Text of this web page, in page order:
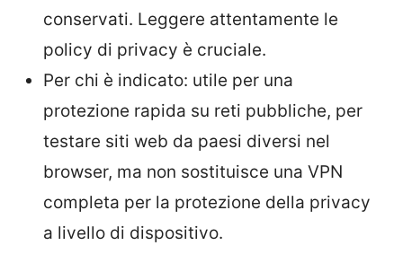
conservati. Leggere attentamente le
policy di privacy è cruciale.
Per chi è indicato: utile per una
protezione rapida su reti pubbliche, per
testare siti web da paesi diversi nel
browser, ma non sostituisce una VPN
completa per la protezione della privacy
a livello di dispositivo.